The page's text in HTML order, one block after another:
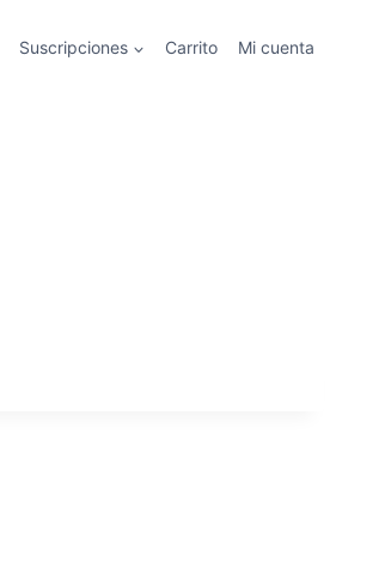
Suscripciones Carrito Mi cuenta